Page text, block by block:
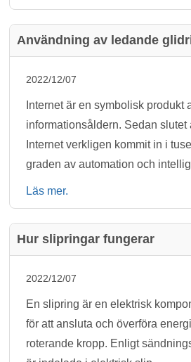
Användning av ledande
2022/12/07
Internet är en symbolisk produkt
informationsåldern. Sedan slutet
Internet verkligen kommit in i
graden av automation och
Läs mer.
Hur slipringar fungerar
2022/12/07
En slipring är en elektrisk
för att ansluta och överföra
roterande kropp. Enligt